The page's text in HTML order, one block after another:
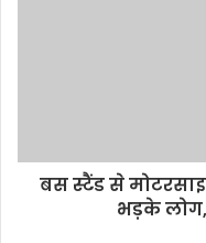
बस स्टैंड से
भड़के लोग,